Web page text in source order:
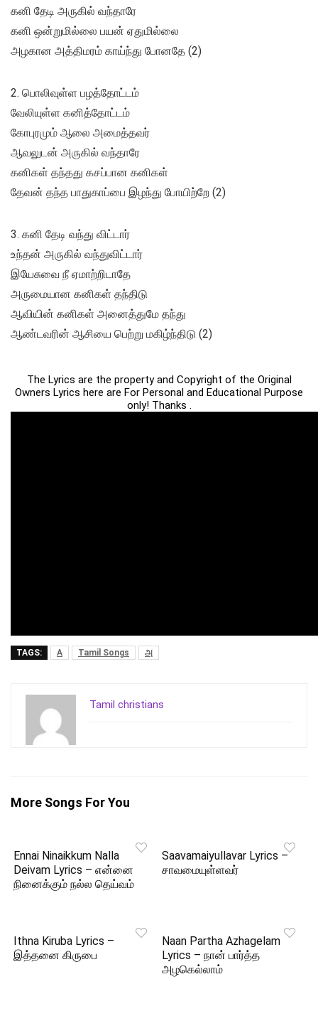
கனி தேடி அருகில் வந்தாரே
கனி ஒன்றுமில்லை பயன் ஏதுமில்லை
அழகான அத்திமரம் காய்ந்து போனதே (2)
2. பொலிவுள்ள பழத்தோட்டம்
வேலியுள்ள கனித்தோட்டம்
கோபுரமும் ஆலை அமைத்தவர்
ஆவலுடன் அருகில் வந்தாரே
கனிகள் தந்தது கசப்பான கனிகள்
தேவன் தந்த பாதுகாப்பை இழந்து போயிற்றே (2)
3. கனி தேடி வந்து விட்டார்
உந்தன் அருகில் வந்துவிட்டார்
இயேசுவை நீ ஏமாற்றிடாதே
அருமையான கனிகள் தந்திடு
ஆவியின் கனிகள் அனைத்துமே தந்து
ஆண்டவரின் ஆசியை பெற்று மகிழ்ந்திடு (2)
The Lyrics are the property and Copyright of the Original
Owners Lyrics here are For Personal and Educational Purpose
only! Thanks .
TAGS: A Tamil Songs அ
Tamil christians
More Songs For You
Ennai Ninaikkum Nalla
Deivam Lyrics – என்னை
நினைக்கும் நல்ல தெய்வம்
Saavamaiyullavar Lyrics –
சாவமையுள்ளவர்
Ithna Kiruba Lyrics –
இத்தனை கிருபை
Naan Partha Azhagelam
Lyrics – நான் பார்த்த
அழகெல்லாம்